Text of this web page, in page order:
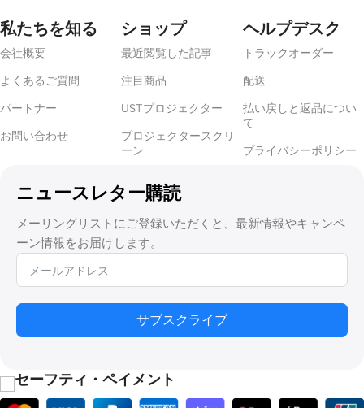
私たちを知る
会社概要
よくあるご質問
パートナー
お問い合わせ
ショップ
最近閲覧した記事
注目商品
USTプロジェクター
プロジェクタースクリ
ーン
ヘルプデスク
トラックオーダー
配送
払い戻しと返品につい
て
プライバシーポリシー
ニュースレター購読
メーリングリストにご登録いただくと、最新情報やキャンペ
ーン情報をお届けします。
サブスクライブ
セーフティ・ペイメント